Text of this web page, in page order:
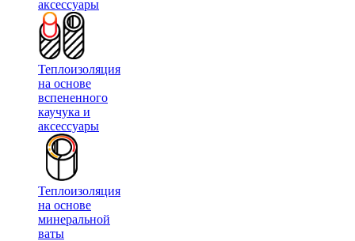
аксессуары
Теплоизоляция
на основе
вспененного
каучука и
аксессуары
Теплоизоляция
на основе
минеральной
ваты